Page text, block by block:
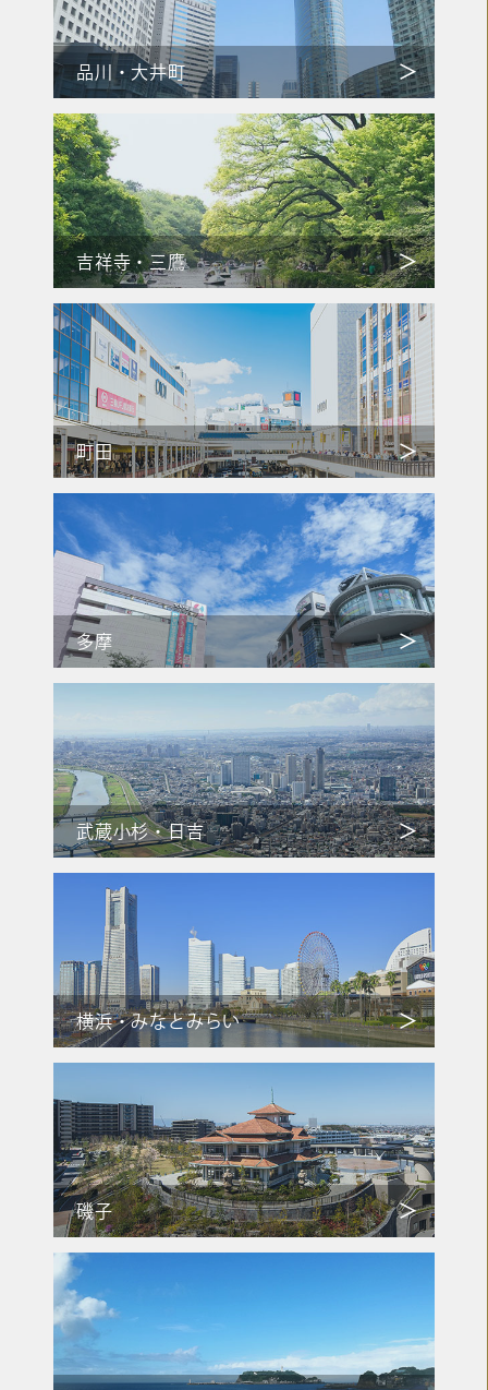
品川・大井町
吉祥寺・三鷹
町田
多摩
武蔵小杉・日吉
横浜・みなとみらい
磯子